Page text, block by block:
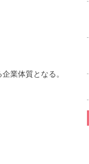
業体質となる。